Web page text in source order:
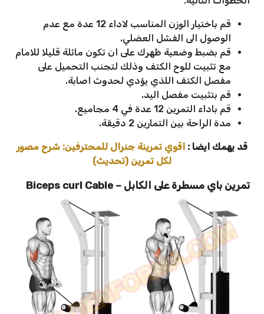
قم باختيار الوزن المناسب لاداء 12 عدة مع عدم
الوصول الى الفشل العضلي.
قم بضبط وضعية ظهرك على ان تكون مائلة قليلا للامام
مع تثبيت للوح الكتف وذلك لتجنب التحميل على
مفصل الكتف اللذي يؤدي لحدوث اصابة.
قم بتثبيت مفصل اليد.
قم باداء التمرين 12 عدة في 4 مجاميع.
مدة الراحة بين التمارين 2 دقيقة.
قد يهمك ايضا : اقوي تمرينة جنرال للمحترفين: شرح مصور
لكل تمرين (تحديث)
تمرين باي مسطرة على الكابل – Biceps curl Cable